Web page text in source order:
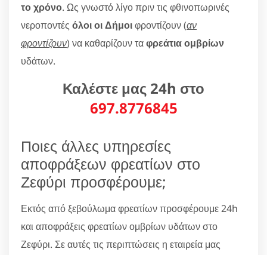
το χρόνο. Ως γνωστό λίγο πριν τις φθινοπωρινές
νεροποντές όλοι οι Δήμοιφροντίζουν (αν
φροντίζουν) να καθαρίζουν ταφρεάτια ομβρίων
υδάτων.
Καλέστε μας 24h στο
697.8776845
Ποιες άλλες υπηρεσίες
αποφράξεων φρεατίων στο
Ζεφύρι προσφέρουμε;
Εκτός από ξεβούλωμα φρεατίων προσφέρουμε 24h
και αποφράξεις φρεατίων ομβρίων υδάτων στο
Ζεφύρι. Σε αυτές τις περιπτώσεις η εταιρεία μας